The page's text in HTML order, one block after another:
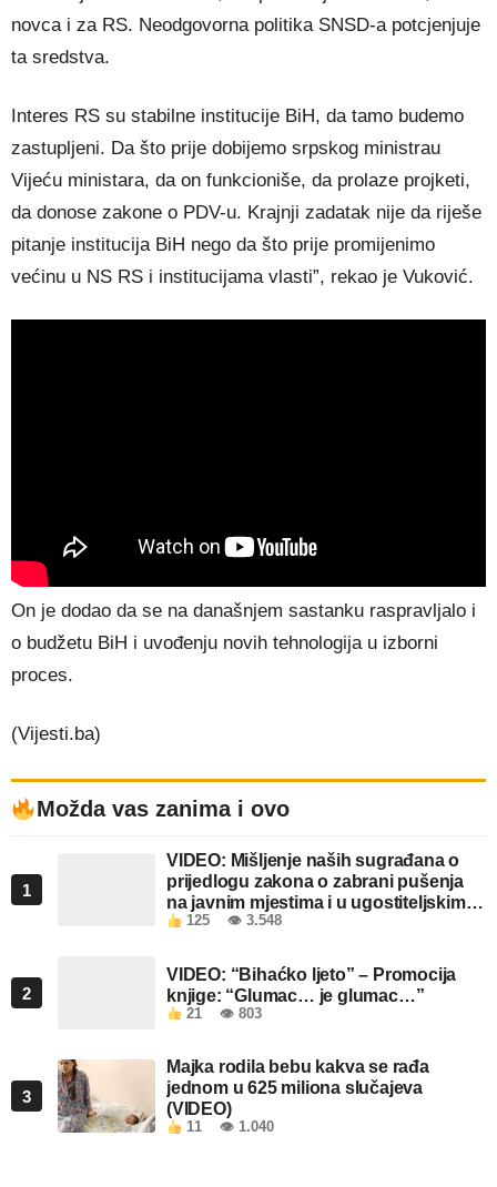
novca i za RS. Neodgovorna politika SNSD-a potcjenjuje
ta sredstva.
Interes RS su stabilne institucije BiH, da tamo budemo
zastupljeni. Da što prije dobijemo srpskog ministrau
Vijeću ministara, da on funkcioniše, da prolaze projketi,
da donose zakone o PDV-u. Krajnji zadatak nije da riješe
pitanje institucija BiH nego da što prije promijenimo
većinu u NS RS i institucijama vlasti”, rekao je Vuković.
On je dodao da se na današnjem sastanku raspravljalo i
o budžetu BiH i uvođenju novih tehnologija u izborni
proces.
(Vijesti.ba)
Možda vas zanima i ovo
1
VIDEO: Mišljenje naših sugrađana o
prijedlogu zakona o zabrani pušenja
na javnim mjestima i u ugostiteljskim
objektima u FBiH
125 👁 3.548
2
VIDEO: “Bihaćko ljeto” – Promocija
knjige: “Glumac… je glumac…”
21 👁 803
3
Majka rodila bebu kakva se rađa
jednom u 625 miliona slučajeva
(VIDEO)
11 👁 1.040